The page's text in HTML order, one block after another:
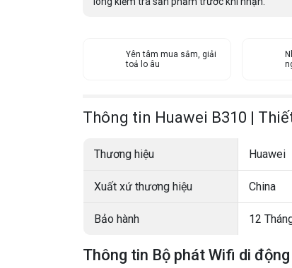
Yên tâm mua sắm, giải
toả lo âu
Thông tin Huawei B310 |
Thương hiệu Huawei
Xuất xứ thương hiệu China
Bảo hành 12
Thông tin Bộ phát Wifi di